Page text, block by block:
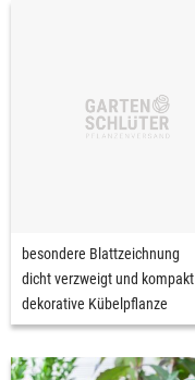
besondere Blattzeichnung
dicht verzweigt und kompakt
dekorative Kübelpflanze